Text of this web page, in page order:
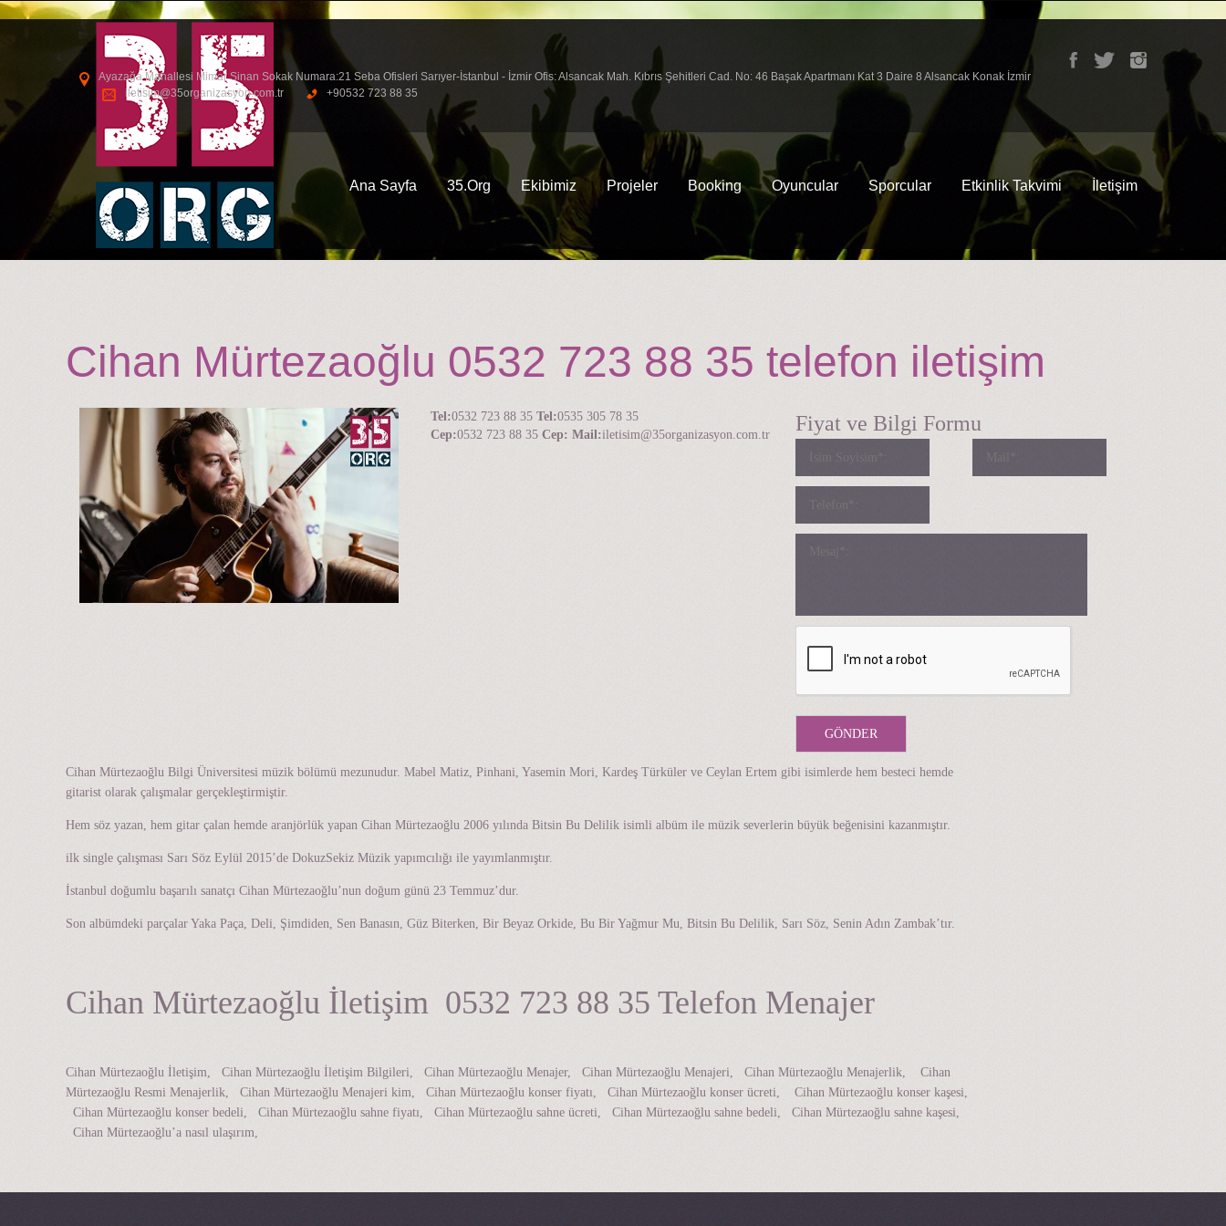
Ayazağa Mahallesi Mimar Sinan Sokak Numara:21 Seba Ofisleri Sarıyer-İstanbul - İzmir Ofis: Alsancak Mah. Kıbrıs Şehitleri Cad. No: 46 Başak Apartmanı Kat 3 Daire 8 Alsancak Konak İzmir
iletisim@35organizasyon.com.tr
+90532 723 88 35
Ana Sayfa 35.Org Ekibimiz Projeler Booking Oyuncular Sporcular Etkinlik Takvimi İletişim
Cihan Mürtezaoğlu 0532 723 88 35 telefon iletişim
Tel:0532 723 88 35Tel:0535 305 78 35
Cep:0532 723 88 35Cep: Mail:iletisim@35organizasyon.com.tr Fiyat ve Bilgi Formu
Cihan Mürtezaoğlu Bilgi Üniversitesi müzik bölümü mezunudur. Mabel Matiz, Pinhani, Yasemin Mori, Kardeş Türküler ve Ceylan Ertem gibi isimlerde hem besteci hemde
gitarist olarak çalışmalar gerçekleştirmiştir.
Hem söz yazan, hem gitar çalan hemde aranjörlük yapan Cihan Mürtezaoğlu 2006 yılında Bitsin Bu Delilik isimli albüm ile müzik severlerin büyük beğenisini kazanmıştır.
ilk single çalışması Sarı Söz Eylül 2015’de DokuzSekiz Müzik yapımcılığı ile yayımlanmıştır.
İstanbul doğumlu başarılı sanatçı Cihan Mürtezaoğlu’nun doğum günü 23 Temmuz’dur.
Son albümdeki parçalar Yaka Paça, Deli, Şimdiden, Sen Banasın, Güz Biterken, Bir Beyaz Orkide, Bu Bir Yağmur Mu, Bitsin Bu Delilik, Sarı Söz, Senin Adın Zambak’tır.
Cihan Mürtezaoğlu İletişim 0532 723 88 35 Telefon Menajer
Cihan Mürtezaoğlu İletişim, Cihan Mürtezaoğlu İletişim Bilgileri, Cihan Mürtezaoğlu Menajer, Cihan Mürtezaoğlu Menajeri, Cihan Mürtezaoğlu Menajerlik, Cihan
Mürtezaoğlu Resmi Menajerlik, Cihan Mürtezaoğlu Menajeri kim, Cihan Mürtezaoğlu konser fiyatı, Cihan Mürtezaoğlu konser ücreti, Cihan Mürtezaoğlu konser kaşesi,
Cihan Mürtezaoğlu konser bedeli, Cihan Mürtezaoğlu sahne fiyatı, Cihan Mürtezaoğlu sahne ücreti, Cihan Mürtezaoğlu sahne bedeli, Cihan Mürtezaoğlu sahne kaşesi,
Cihan Mürtezaoğlu’a nasıl ulaşırım,